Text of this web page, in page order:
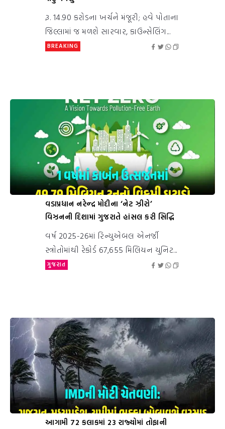
રૂ. 14.90 કરોડના ખર્ચને મંજૂરી; હવે પોતાના
જિલ્લામાં જ મળશે સારવાર, કાઉન્સેલિંગ...
BREAKING
વડાપ્રધાન નરેન્દ્ર મોદીના ‘નેટ ઝીરો’
વિઝનની દિશામાં ગુજરાતે હાંસલ કરી સિદ્ધિ
વર્ષ 2025-26માં રિન્યુએબલ એનર્જી
સ્ત્રોતોમાંથી રેકોર્ડ 67,655 મિલિયન યુનિટ...
ગુજરાત
આગામી 72 કલાકમાં 23 રાજ્યોમાં તોફાની